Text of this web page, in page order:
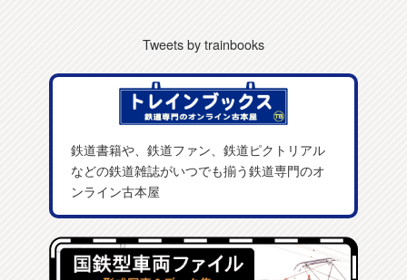
Tweets by trainbooks
鉄道書籍や、鉄道ファン、鉄道ピクトリアル
などの鉄道雑誌がいつでも揃う鉄道専門のオ
ンライン古本屋